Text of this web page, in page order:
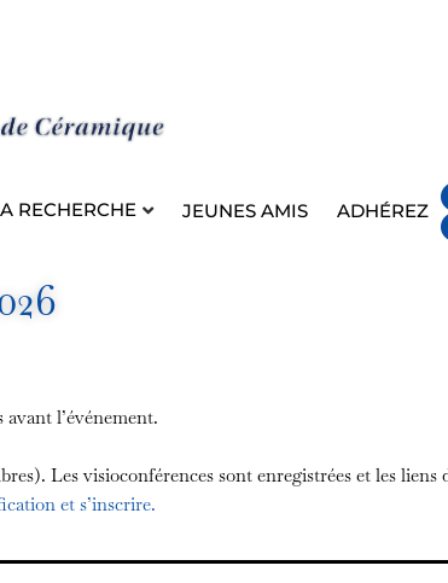
RECHERCHE JEUNES AMIS ADHÉREZ
l’événement.
Les visioconférences sont enregistrées et les liens
et s’inscrire.